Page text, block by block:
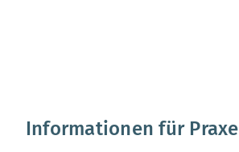
Informationen für